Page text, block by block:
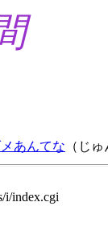
あんてな （じ
i/index.cgi